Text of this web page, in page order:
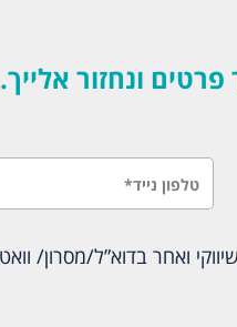
ונחזור אלייך.
ואחר בדוא”ל/מסרון/